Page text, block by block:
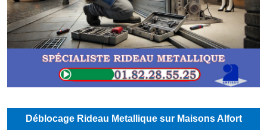
Déblocage Rideau Metallique sur Maisons Alfort